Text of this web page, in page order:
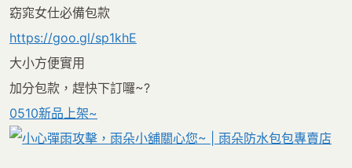
窈窕女仕必備包款
https://goo.gl/sp1khE
大小方便實用
加分包款，趕快下訂囉~?
0510新品上架~